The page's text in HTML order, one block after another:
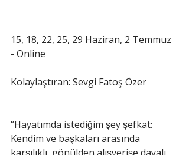
15, 18, 22, 25, 29 Haziran, 2 Temmuz
- Online
Kolaylaştıran: Sevgi Fatoş Özer
“Hayatımda istediğim şey şefkat:
Kendim ve başkaları arasında